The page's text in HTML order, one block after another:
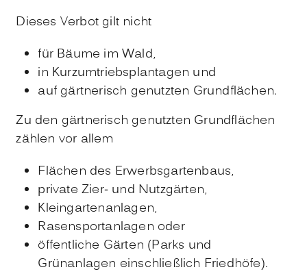
Dieses Verbot gilt nicht
für Bäume im Wald,
in Kurzumtriebsplantagen und
auf gärtnerisch genutzten Grundflächen.
Zu den gärtnerisch genutzten Grundflächen
zählen vor allem
Flächen des Erwerbsgartenbaus,
private Zier- und Nutzgärten,
Kleingartenanlagen,
Rasensportanlagen oder
öffentliche Gärten (Parks und
Grünanlagen einschließlich Friedhöfe).